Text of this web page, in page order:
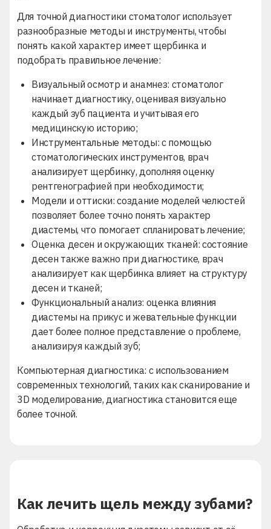
Для точной диагностики стоматолог использует
разнообразные методы и инструменты, чтобы
понять какой характер имеет щербинка и
подобрать правильное лечение:
Визуальныйосмотр и анамнез: стоматолог
начинает диагностику, оценивая визуально
каждый зуб пациента и учитывая его
медицинскую историю;
Инструментальные методы: с помощью
стоматологических инструментов, врач
анализирует щербинку, дополняя оценку
рентгенографией при необходимости;
Модели и оттиски: создание моделей челюстей
позволяет более точно понять характер
диастемы, что помогает спланировать лечение;
Оценка десен и окружающих тканей: состояние
десен также важно при диагностике, врач
анализирует как щербинка влияет на структуру
десен и тканей;
Функциональный анализ: оценка влияния
диастемы на прикус и жевательные функции
дает более полное представление о проблеме,
анализируя каждый зуб;
Компьютерная диагностика: с использованием
современных технологий, таких как сканирование и
3D моделирование, диагностика становится еще
более точной.
Как лечить щель между зубами?